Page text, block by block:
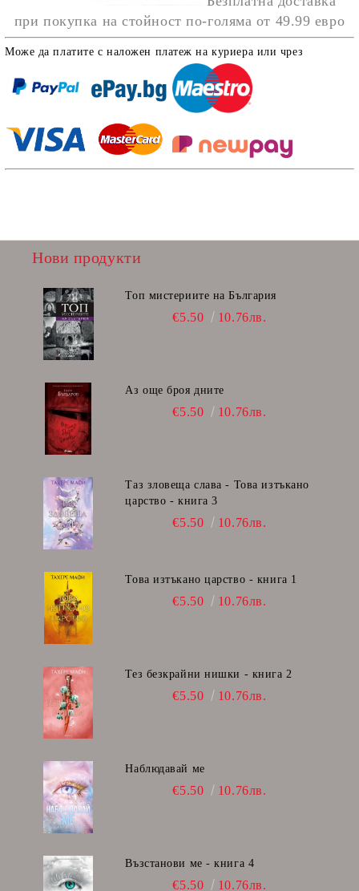
при покупка на стойност по-голяма от 49.99 евро
Може да платите с наложен платеж на куриера или чрез
Нови продукти
Топ мистериите на България
€5.50 10.76лв.
Аз още броя дните
€5.50 10.76лв.
Таз зловеща слава - Това изтъкано
царство - книга 3
€5.50 10.76лв.
Това изтъкано царство - книга 1
€5.50 10.76лв.
Тез безкрайни нишки - книга 2
€5.50 10.76лв.
Наблюдавай ме
€5.50 10.76лв.
Възстанови ме - книга 4
€5.50 10.76лв.